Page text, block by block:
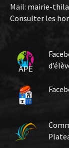
Mail: mairie-
Consulter les